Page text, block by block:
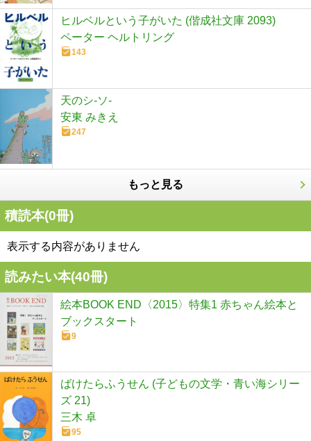
ヒルベルという子がいた (偕成社文庫 2093)
ペーター ヘルトリング
143
天のシ-ソ-
安東 みきえ
247
もっと見る
積読本(0冊)
表示する内容がありません
読みたい本(40冊)
絵本BOOK END〈2015〉特集1 赤ちゃん絵本と
ブックスタート
9
ばけたらふうせん (子どもの文学・青い海シリー
ズ 21)
三木 卓
95